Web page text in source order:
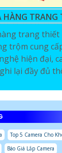
HÀNG TRANG
trang
trộm cung
hiện đại,
lại đầy đủ
Top 5 Camera Cho
Báo Giá Lắp Camera